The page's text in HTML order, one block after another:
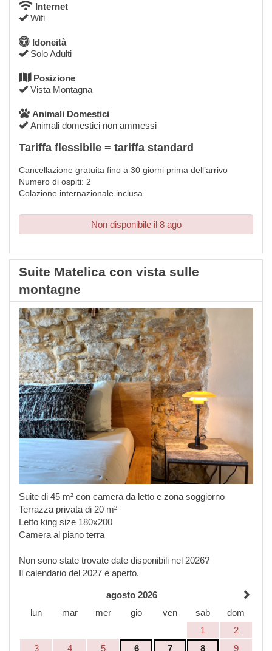
Internet
Wifi
Idoneità
Solo Adulti
Posizione
Vista Montagna
Animali Domestici
Animali domestici non ammessi
Tariffa flessibile = tariffa standard
Cancellazione gratuita fino a 30 giorni prima dell’arrivo
Numero di ospiti: 2
Colazione internazionale inclusa
Non disponibile il 8 ago
Suite Matelica con vista sulle
montagne
Suite di 45 m² con camera da letto e zona soggiorno
Terrazza privata di 20 m²
Letto king size 180x200
Camera al piano terra
Non sono state trovate date disponibili nel 2026?
Il calendario del 2027 è aperto.
agosto 2026
lun
mar mer gio ven sab
dom
1
2
3
4 5 6 7 8 9